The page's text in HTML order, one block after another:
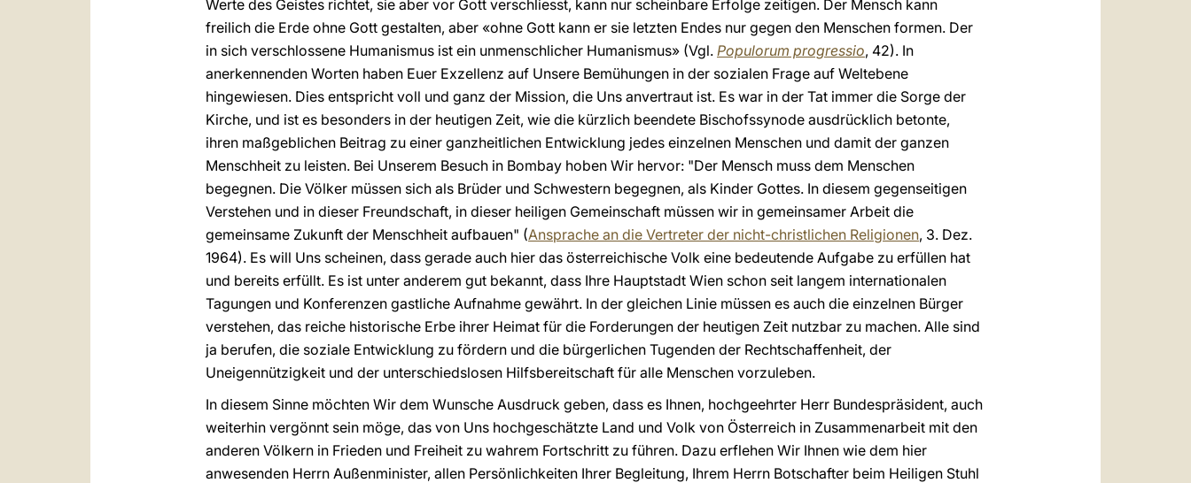
Werte des Geistes richtet, sie aber vor Gott verschliesst, kann nur scheinbare Erfolge zeitigen. Der Mensch kann
freilich die Erde ohne Gott gestalten, aber «ohne Gott kann er sie letzten Endes nur gegen den Menschen formen. Der
in sich verschlossene Humanismus ist ein unmenschlicher Humanismus» (Vgl. Populorum progressio, 42). In
anerkennenden Worten haben Euer Exzellenz auf Unsere Bemühungen in der sozialen Frage auf Weltebene
hingewiesen. Dies entspricht voll und ganz der Mission, die Uns anvertraut ist. Es war in der Tat immer die Sorge der
Kirche, und ist es besonders in der heutigen Zeit, wie die kürzlich beendete Bischofssynode ausdrücklich betonte,
ihren maßgeblichen Beitrag zu einer ganzheitlichen Entwicklung jedes einzelnen Menschen und damit der ganzen
Menschheit zu leisten. Bei Unserem Besuch in Bombay hoben Wir hervor: "Der Mensch muss dem Menschen
begegnen. Die Völker müssen sich als Brüder und Schwestern begegnen, als Kinder Gottes. In diesem gegenseitigen
Verstehen und in dieser Freundschaft, in dieser heiligen Gemeinschaft müssen wir in gemeinsamer Arbeit die
gemeinsame Zukunft der Menschheit aufbauen" (Ansprache an die Vertreter der nicht-christlichen Religionen, 3. Dez.
1964). Es will Uns scheinen, dass gerade auch hier das österreichische Volk eine bedeutende Aufgabe zu erfüllen hat
und bereits erfüllt. Es ist unter anderem gut bekannt, dass Ihre Hauptstadt Wien schon seit langem internationalen
Tagungen und Konferenzen gastliche Aufnahme gewährt. In der gleichen Linie müssen es auch die einzelnen Bürger
verstehen, das reiche historische Erbe ihrer Heimat für die Forderungen der heutigen Zeit nutzbar zu machen. Alle sind
ja berufen, die soziale Entwicklung zu fördern und die bürgerlichen Tugenden der Rechtschaffenheit, der
Uneigennützigkeit und der unterschiedslosen Hilfsbereitschaft für alle Menschen vorzuleben.
In diesem Sinne möchten Wir dem Wunsche Ausdruck geben, dass es Ihnen, hochgeehrter Herr Bundespräsident, auch
weiterhin vergönnt sein möge, das von Uns hochgeschätzte Land und Volk von Österreich in Zusammenarbeit mit den
anderen Völkern in Frieden und Freiheit zu wahrem Fortschritt zu führen. Dazu erflehen Wir Ihnen wie dem hier
anwesenden Herrn Außenminister, allen Persönlichkeiten Ihrer Begleitung, Ihrem Herrn Botschafter beim Heiligen Stuhl